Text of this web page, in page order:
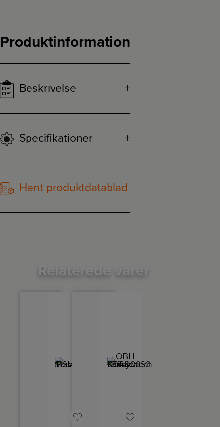
Produktinformation
Beskrivelse
Specifikationer
Hent produktdatablad
Relaterede varer